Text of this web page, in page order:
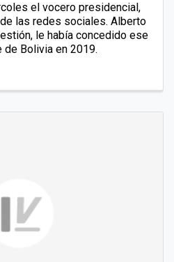
el vocero presidencial,
las redes sociales. Alberto
le había concedido ese
Bolivia en 2019.